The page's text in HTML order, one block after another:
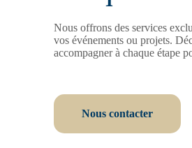
Nous offrons des services
vos événements ou projets.
accompagner à chaque étape
Nous contacter